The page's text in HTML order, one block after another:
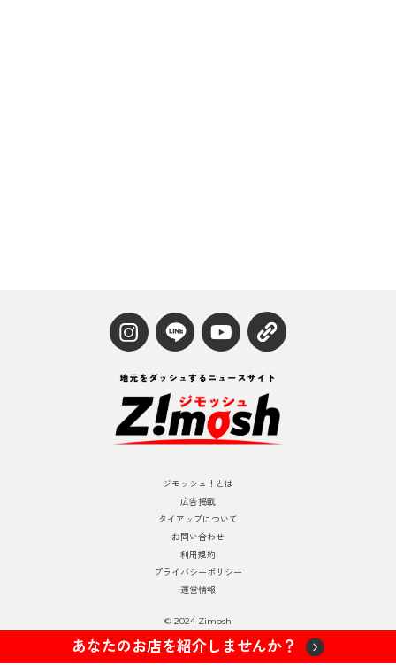
ジモッシュ！とは
広告掲載
タイアップについて
お問い合わせ
利用規約
プライバシーポリシー
運営情報
© 2024 Zimosh
あなたのお店を紹介しませんか？